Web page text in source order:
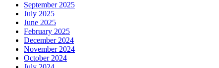
September 2025
July 2025
June 2025
February 2025
December 2024
November 2024
October 2024